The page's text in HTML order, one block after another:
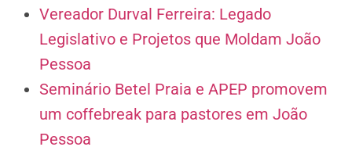
Vereador Durval Ferreira: Legado
Legislativo e Projetos que Moldam João
Pessoa
Seminário Betel Praia e APEP promovem
um coffebreak para pastores em João
Pessoa